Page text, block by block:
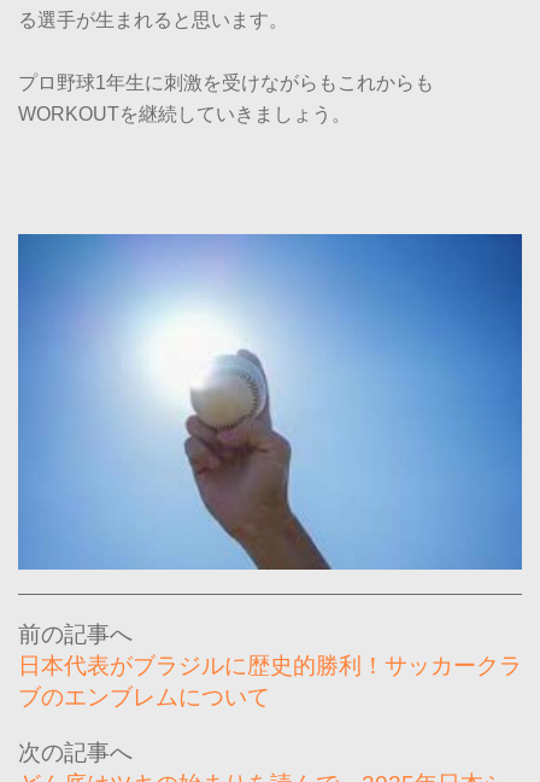
る選手が生まれると思います。
プロ野球1年生に刺激を受けながらもこれからも
WORKOUTを継続していきましょう。
投
稿
ナ
ビ
ゲ
日本代表がブラジルに歴史的勝利！サッカークラ
ブのエンブレムについて